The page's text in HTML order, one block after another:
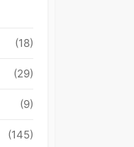
(18)
(29)
(9)
(145)